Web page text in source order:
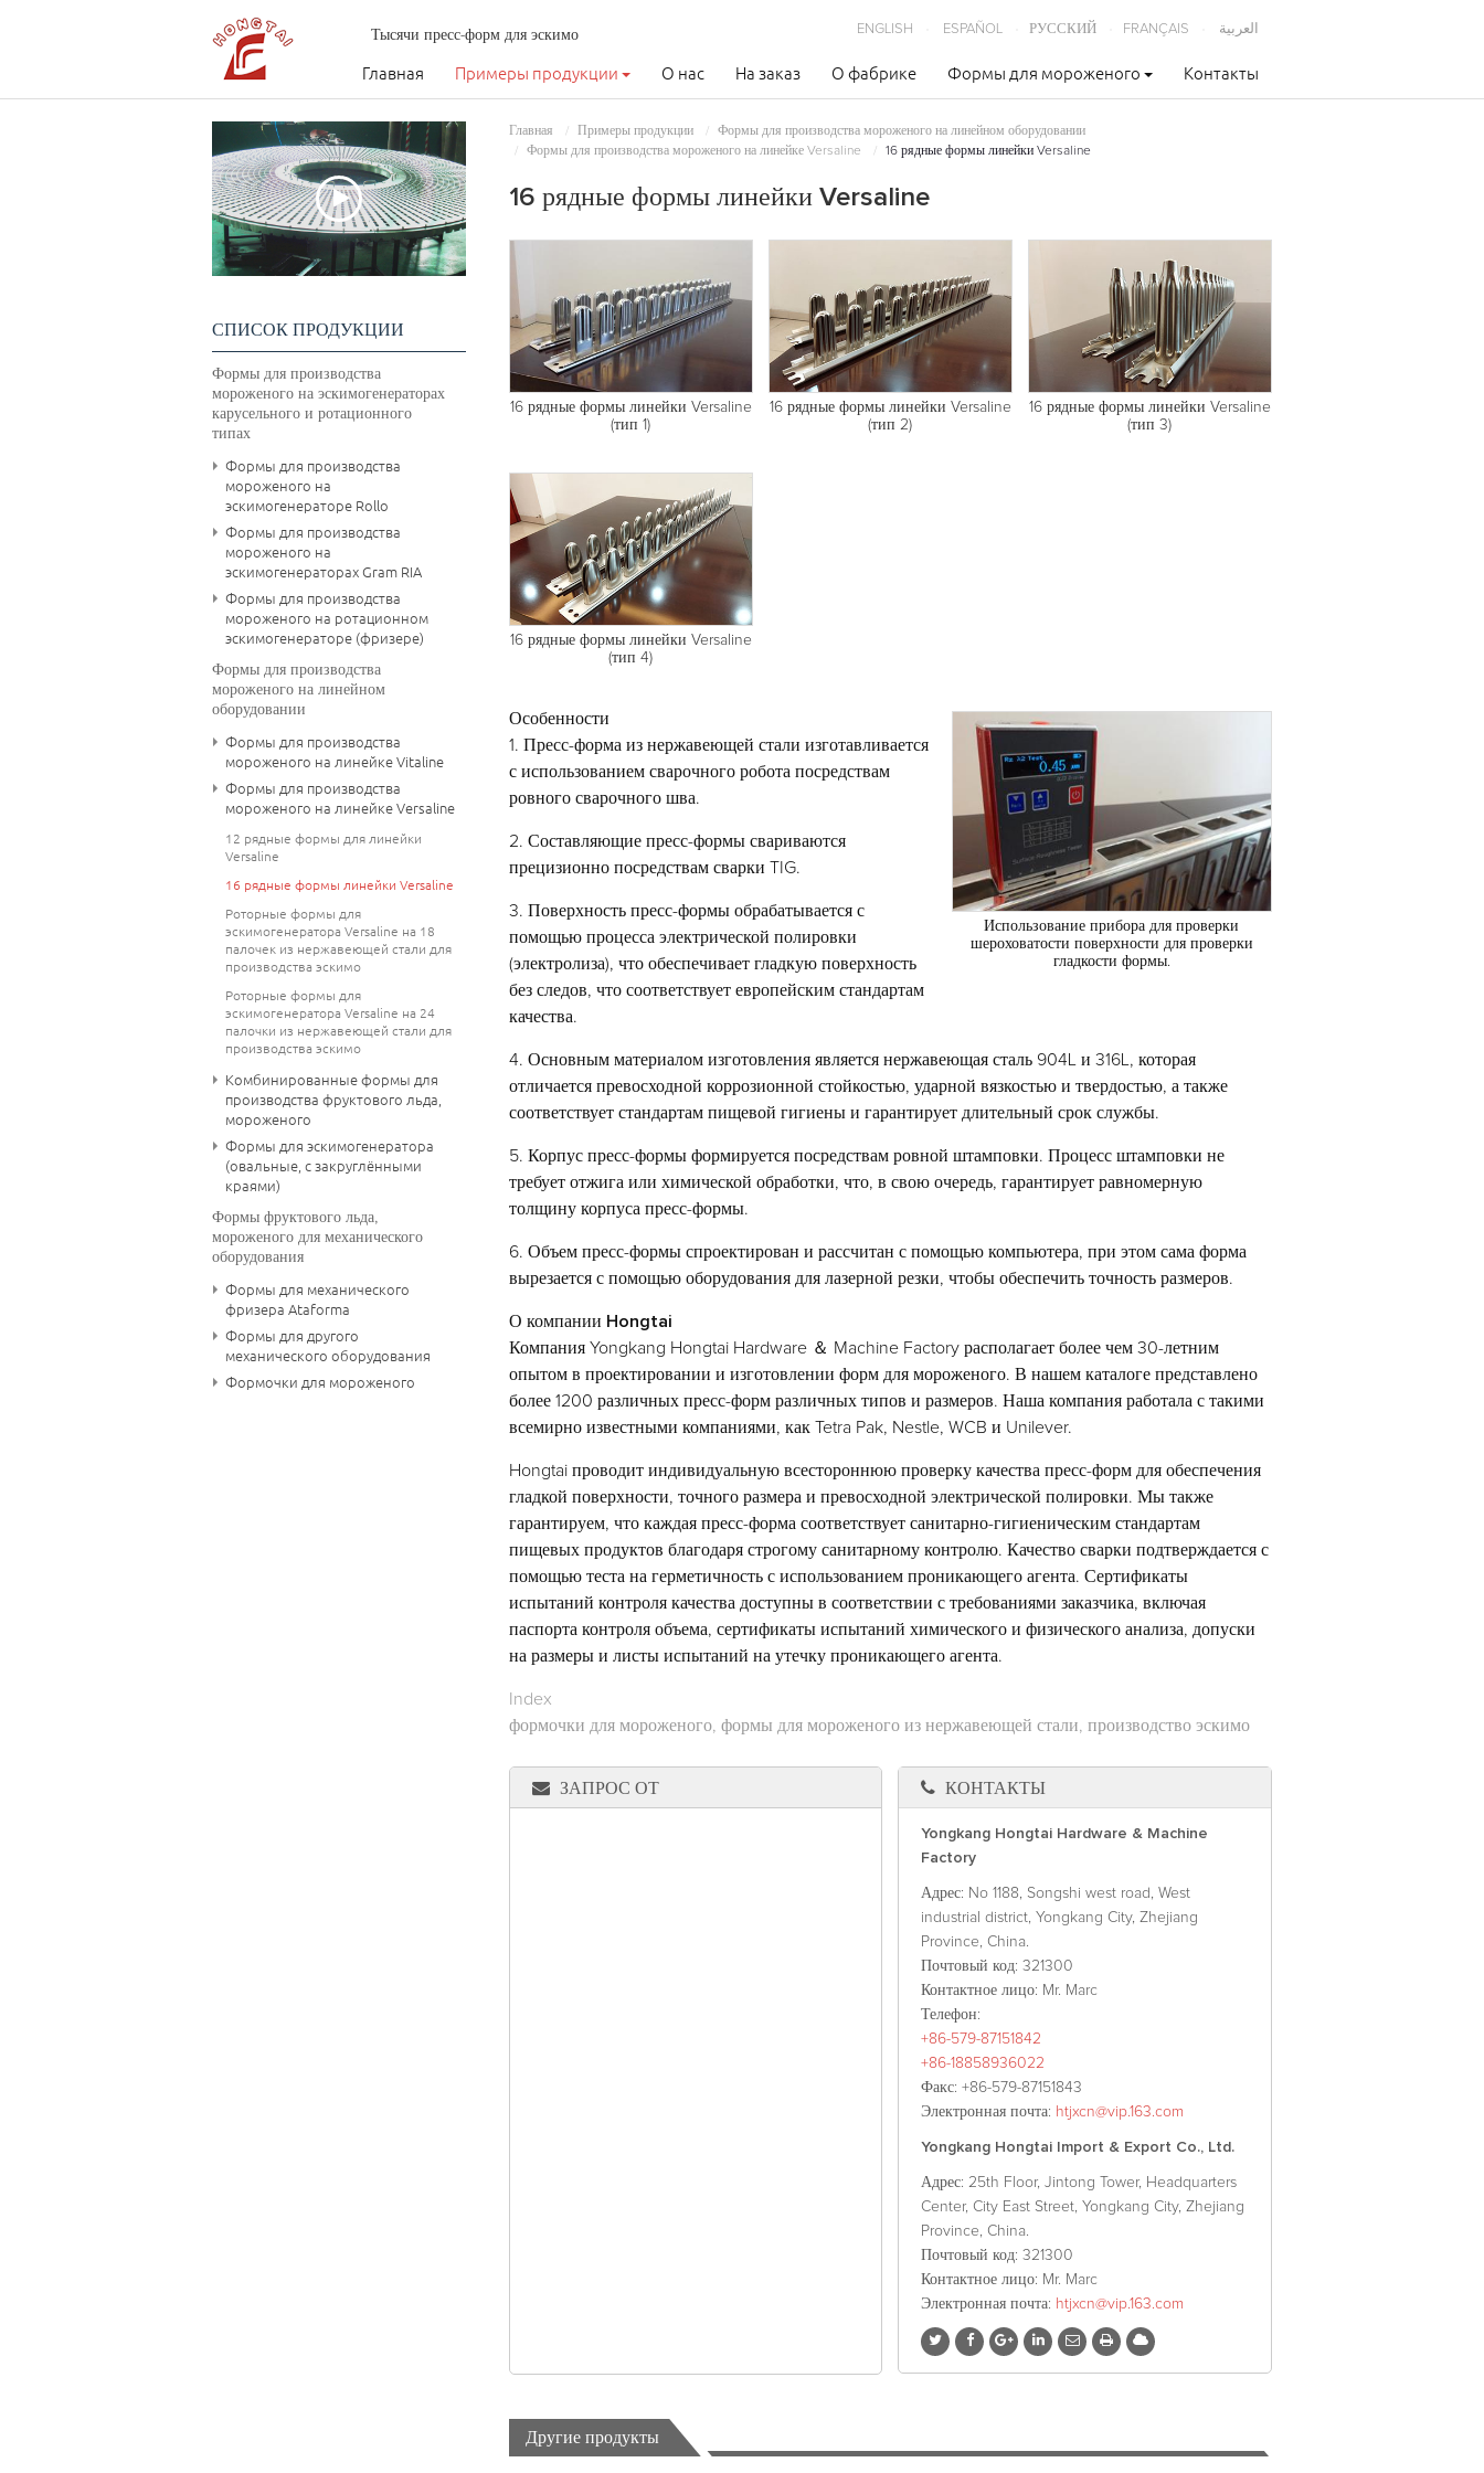
ENGLISH ESPAÑOL РУССКИЙ FRANÇAIS العربية Тысячи пресс-форм для эскимо
Главная Примеры продукции О нас На заказ О фабрике Формы для мороженого Контакты
Главная Примеры продукции
Формы для производства мороженого на линейном оборудовании
Формы для производства мороженого на линейке Versaline
16 рядные формы линейки Versaline
16 рядные формы линейки Versaline
16 рядные формы линейки Versaline
(тип 1)
16 рядные формы линейки Versaline
(тип 2)
16 рядные формы линейки Versaline
(тип 3)
16 рядные формы линейки Versaline
(тип 4)
Использование прибора для проверки
шероховатости поверхности для проверки
гладкости формы.
Особенности
1. Пресс-форма из нержавеющей стали изготавливается
с использованием сварочного робота посредствам
ровного сварочного шва.
2. Составляющие пресс-формы свариваются
прецизионно посредствам сварки TIG.
3. Поверхность пресс-формы обрабатывается с
помощью процесса электрической полировки
(электролиза), что обеспечивает гладкую поверхность
без следов, что соответствует европейским стандартам
качества.
4. Основным материалом изготовления является нержавеющая сталь 904L и 316L, которая
отличается превосходной коррозионной стойкостью, ударной вязкостью и твердостью, а также
соответствует стандартам пищевой гигиены и гарантирует длительный срок службы.
5. Корпус пресс-формы формируется посредствам ровной штамповки. Процесс штамповки не
требует отжига или химической обработки, что, в свою очередь, гарантирует равномерную
толщину корпуса пресс-формы.
6. Объем пресс-формы спроектирован и рассчитан с помощью компьютера, при этом сама форма
вырезается с помощью оборудования для лазерной резки, чтобы обеспечить точность размеров.
О компании Hongtai
Компания Yongkang Hongtai Hardware ＆ Machine Factory располагает более чем 30-летним
опытом в проектировании и изготовлении форм для мороженого. В нашем каталоге представлено
более 1200 различных пресс-форм различных типов и размеров. Наша компания работала с такими
всемирно известными компаниями, как Tetra Pak, Nestle, WCB и Unilever.
Hongtai проводит индивидуальную всестороннюю проверку качества пресс-форм для обеспечения
гладкой поверхности, точного размера и превосходной электрической полировки. Мы также
гарантируем, что каждая пресс-форма соответствует санитарно-гигиеническим стандартам
пищевых продуктов благодаря строгому санитарному контролю. Качество сварки подтверждается с
помощью теста на герметичность с использованием проникающего агента. Сертификаты
испытаний контроля качества доступны в соответствии с требованиями заказчика, включая
паспорта контроля объема, сертификаты испытаний химического и физического анализа, допуски
на размеры и листы испытаний на утечку проникающего агента.
Index
формочки для мороженого, формы для мороженого из нержавеющей стали, производство эскимо
ЗАПРОС ОТ КОНТАКТЫ
Yongkang Hongtai Hardware & Machine
Factory
Адрес: No 1188, Songshi west road, West
industrial district, Yongkang City, Zhejiang
Province, China.
Почтовый код: 321300
Контактное лицо: Mr. Marc
Телефон:
+86-579-87151842
+86-18858936022
Факс: +86-579-87151843
Электронная почта: htjxcn@vip.163.com
Yongkang Hongtai Import & Export Co., Ltd.
Адрес: 25th Floor, Jintong Tower, Headquarters
Center, City East Street, Yongkang City, Zhejiang
Province, China.
Почтовый код: 321300
Контактное лицо: Mr. Marc
Электронная почта: htjxcn@vip.163.com
Другие продукты
СПИСОК ПРОДУКЦИИ
Формы для производства
мороженого на эскимогенераторах
карусельного и ротационного
типах
Формы для производства
мороженого на
эскимогенераторе Rollo
Формы для производства
мороженого на
эскимогенераторах Gram RIA
Формы для производства
мороженого на ротационном
эскимогенераторе (фризере)
Формы для производства
мороженого на линейном
оборудовании
Формы для производства
мороженого на линейке Vitaline
Формы для производства
мороженого на линейке Versaline
12 рядные формы для линейки
Versaline
16 рядные формы линейки Versaline
Роторные формы для
эскимогенератора Versaline на 18
палочек из нержавеющей стали для
производства эскимо
Роторные формы для
эскимогенератора Versaline на 24
палочки из нержавеющей стали для
производства эскимо
Комбинированные формы для
производства фруктового льда,
мороженого
Формы для эскимогенератора
(овальные, с закруглёнными
краями)
Формы фруктового льда,
мороженого для механического
оборудования
Формы для механического
фризера Ataforma
Формы для другого
механического оборудования
Формочки для мороженого